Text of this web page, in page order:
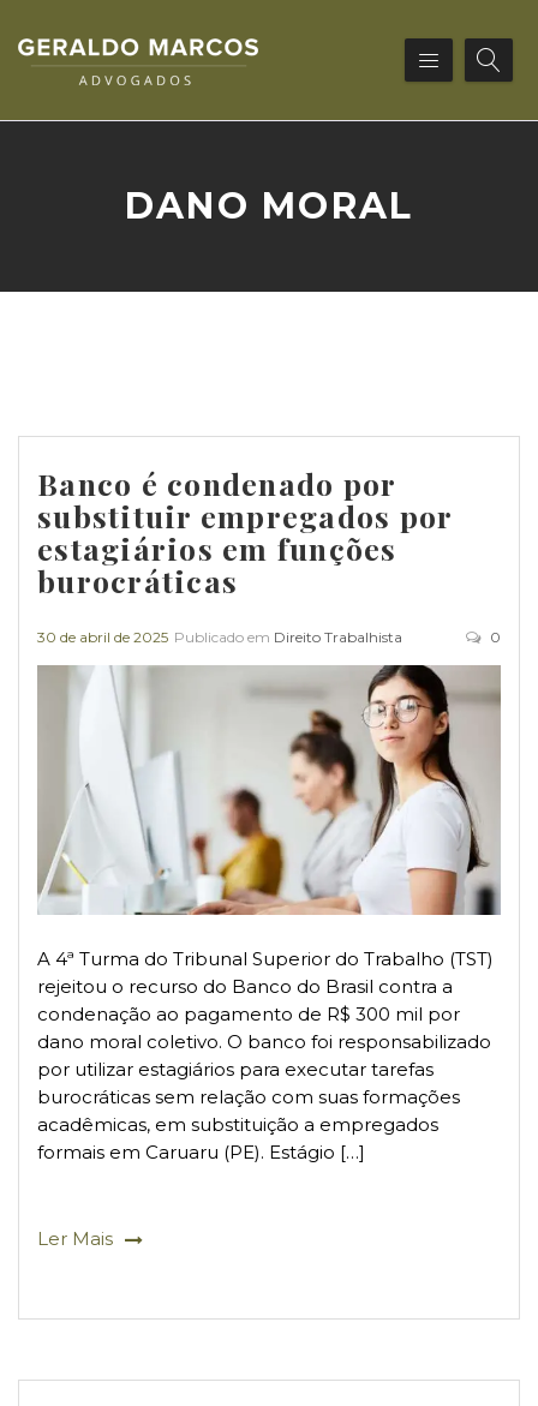
DANO MORAL
Banco é condenado por
substituir empregados por
estagiários em funções
burocráticas
30 de abril de 2025 Publicado em Direito Trabalhista 0
A 4ª Turma do Tribunal Superior do Trabalho (TST)
rejeitou o recurso do Banco do Brasil contra a
condenação ao pagamento de R$ 300 mil por
dano moral coletivo. O banco foi responsabilizado
por utilizar estagiários para executar tarefas
burocráticas sem relação com suas formações
acadêmicas, em substituição a empregados
formais em Caruaru (PE). Estágio […]
Ler Mais